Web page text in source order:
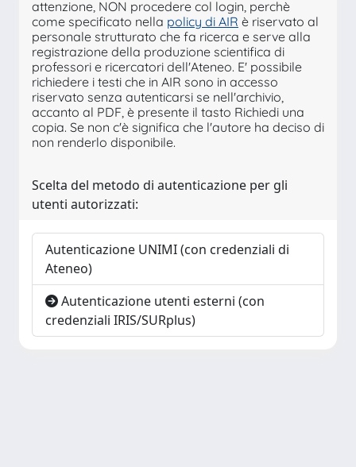
attenzione, NON procedere col login, perchè
come specificato nella policy di AIR è riservato al
personale strutturato che fa ricerca e serve alla
registrazione della produzione scientifica di
professori e ricercatori dell'Ateneo. E' possibile
richiedere i testi che in AIR sono in accesso
riservato senza autenticarsi se nell'archivio,
accanto al PDF, è presente il tasto Richiedi una
copia. Se non c'è significa che l'autore ha deciso di
non renderlo disponibile.
Scelta del metodo di autenticazione per gli
utenti autorizzati:
Autenticazione UNIMI (con credenziali di
Ateneo)
Autenticazione utenti esterni (con
credenziali IRIS/SURplus)